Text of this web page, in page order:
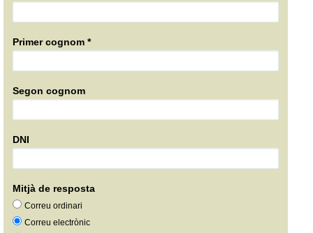
Primer cognom *
Segon cognom
DNI
Mitjà de resposta
Correu ordinari
Correu electrònic